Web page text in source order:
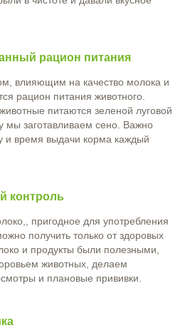
рацион питания
влияющим на качество молока и
рацион питания животного.
питаются зеленой луговой
мы заготавливаем сено. Важно
и время выдачи корма каждый
контроль
пригодное для употребления
получить только от здоровых
и продукты были полезными,
животных, делаем
и плановые прививки.